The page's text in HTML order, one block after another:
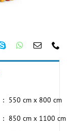
: 550 cm x 800 cm
: 850 cm x 1100 cm